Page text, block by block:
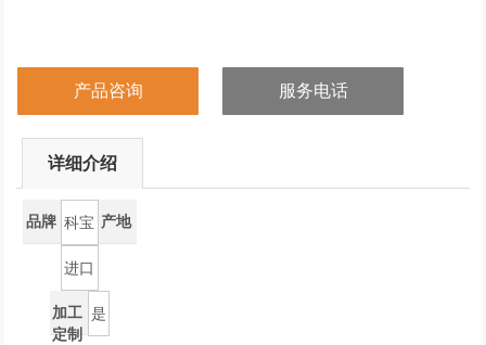
产品咨询 服务电话
详细介绍
品牌 科宝 产地
进口
加工
定制
是